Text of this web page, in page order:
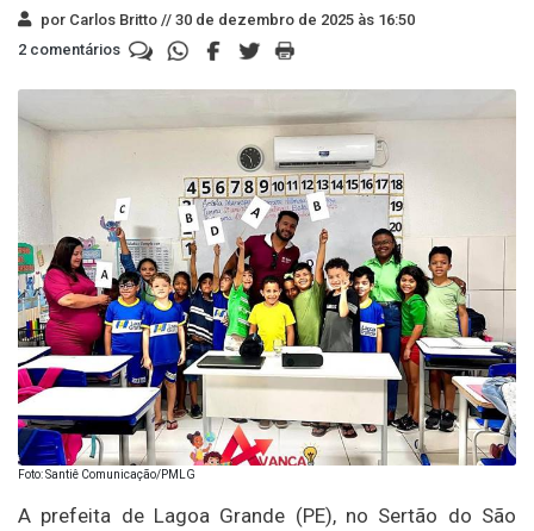
por Carlos Britto // 30 de dezembro de 2025 às 16:50
2 comentários
Foto: Santiê Comunicação/PMLG
A prefeita de Lagoa Grande (PE), no Sertão do São